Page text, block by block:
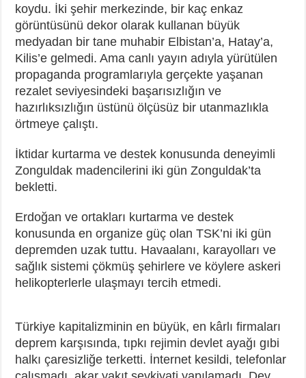
koydu. İki şehir merkezinde, bir kaç enkaz
görüntüsünü dekor olarak kullanan büyük
medyadan bir tane muhabir Elbistan’a, Hatay’a,
Kilis’e gelmedi. Ama canlı yayın adıyla yürütülen
propaganda programlarıyla gerçekte yaşanan
rezalet seviyesindeki başarısızlığın ve
hazırlıksızlığın üstünü ölçüsüz bir utanmazlıkla
örtmeye çalıştı.
İktidar kurtarma ve destek konusunda deneyimli
Zonguldak madencilerini iki gün Zonguldak’ta
bekletti.
Erdoğan ve ortakları kurtarma ve destek
konusunda en organize güç olan TSK’ni iki gün
depremden uzak tuttu. Havaalanı, karayolları ve
sağlık sistemi çökmüş şehirlere ve köylere askeri
helikopterlerle ulaşmayı tercih etmedi.
Türkiye kapitalizminin en büyük, en kârlı firmaları
deprem karşısında, tıpkı rejimin devlet ayağı gıbi
halkı çaresizliğe terketti. İnternet kesildi, telefonlar